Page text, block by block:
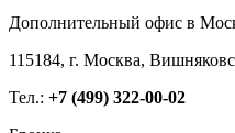
Дополнительный офис в
115184, г. Москва,
Тел.: +7 (499) 322-00-02